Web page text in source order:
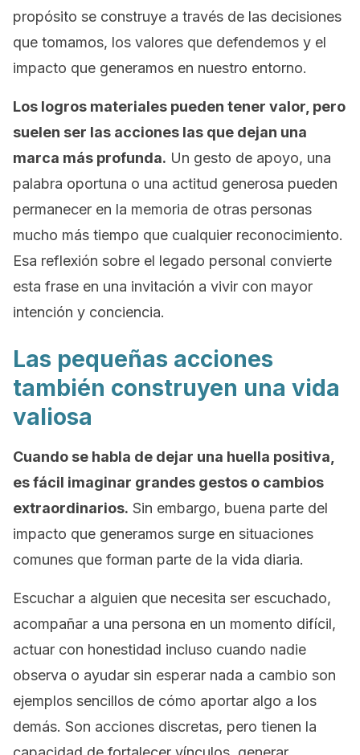
propósito se construye a través de las decisiones
que tomamos, los valores que defendemos y el
impacto que generamos en nuestro entorno.
Los logros materiales pueden tener valor, pero
suelen ser las acciones las que dejan una
marca más profunda. Un gesto de apoyo, una
palabra oportuna o una actitud generosa pueden
permanecer en la memoria de otras personas
mucho más tiempo que cualquier reconocimiento.
Esa reflexión sobre el legado personal convierte
esta frase en una invitación a vivir con mayor
intención y conciencia.
Las pequeñas acciones
también construyen una vida
valiosa
Cuando se habla de dejar una huella positiva,
es fácil imaginar grandes gestos o cambios
extraordinarios. Sin embargo, buena parte del
impacto que generamos surge en situaciones
comunes que forman parte de la vida diaria.
Escuchar a alguien que necesita ser escuchado,
acompañar a una persona en un momento difícil,
actuar con honestidad incluso cuando nadie
observa o ayudar sin esperar nada a cambio son
ejemplos sencillos de cómo aportar algo a los
demás. Son acciones discretas, pero tienen la